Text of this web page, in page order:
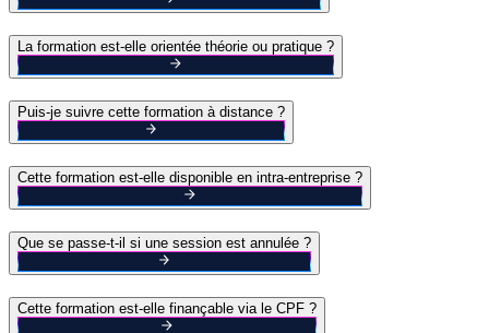
La formation est-elle orientée théorie ou pratique ?
Puis-je suivre cette formation à distance ?
Cette formation est-elle disponible en intra-entreprise ?
Que se passe-t-il si une session est annulée ?
Cette formation est-elle finançable via le CPF ?